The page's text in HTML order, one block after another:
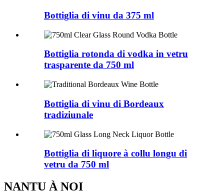
Bottiglia di vinu da 375 ml
Bottiglia rotonda di vodka in vetru
trasparente da 750 ml
Bottiglia di vinu di Bordeaux
tradiziunale
Bottiglia di liquore à collu longu di
vetru da 750 ml
NANTU À NOI